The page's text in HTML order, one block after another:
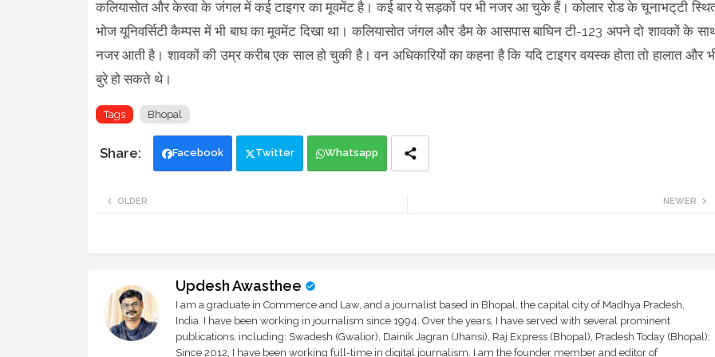
कलियासोत और केरवा के जंगल में कई टाइगर का मूवमेंट है। कई बार ये सड़कों पर भी नजर आ चुके हैं। कोलार रोड के चूनाभट्‌टी
भोज यूनिवर्सिटी कैम्पस में भी बाघ का मूवमेंट दिखा था। कलियासोत जंगल और डैम के आसपास बाघिन टी-123 अपने दो शावकों के
नजर आती है। शावकों की उम्र करीब एक साल हो चुकी है। वन अधिकारियों का कहना है कि यदि टाइगर वयस्क होता तो हालात और
बुरे हो सकते थे।
Tags Bhopal
Facebook Twitter Whatsapp
NEWER
OLDER
Updesh Awasthee
I am a graduate in Commerce and Law, and a journalist based in Bhopal, the capital city of Madhya Pradesh,
India. I have been working in journalism since 1994. Over the years, I have served with several prominent
publications, including: Swadesh (Gwalior), Dainik Jagran (Jhansi), Raj Express (Bhopal), Pradesh Today (Bhopal);
Since 2012, I have been working full-time in digital journalism. I am the founder member and editor of